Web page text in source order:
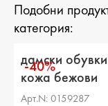
Подобни
категория:
-40%
дамски
кожа бежови
Арт.N: 0159287